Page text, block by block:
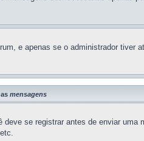
e apenas se o administrador
mensagens
se registrar antes de enviar